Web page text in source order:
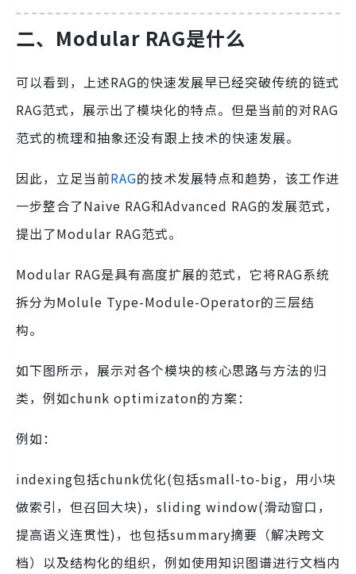
二、Modular RAG是什么
可以看到，上述RAG的快速发展早已经突破传统的链式
RAG范式，展示出了模块化的特点。但是当前的对RAG
范式的梳理和抽象还没有跟上技术的快速发展。
因此，立足当前RAG的技术发展特点和趋势，该工作进
一步整合了Naive RAG和Advanced RAG的发展范式，
提出了Modular RAG范式。
Modular RAG是具有高度扩展的范式，它将RAG系统
拆分为Molule Type-Module-Operator的三层结
构。
如下图所示，展示对各个模块的核心思路与方法的归
类，例如chunk optimizaton的方案：
例如：
indexing包括chunk优化(包括small-to-big，用小块
做索引，但召回大块)，sliding window(滑动窗口，
提高语义连贯性)，也包括summary摘要（解决跨文
档）以及结构化的组织，例如使用知识图谱进行文档内